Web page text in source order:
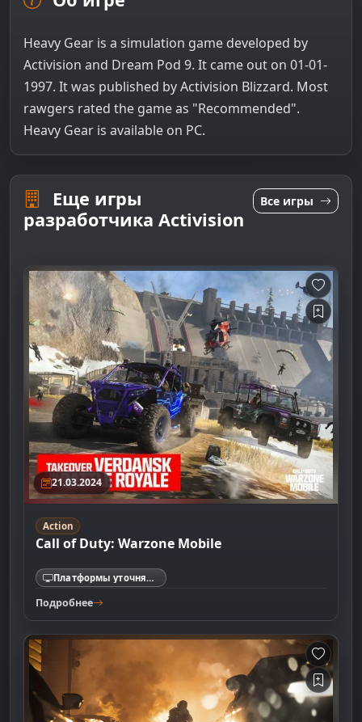
Heavy Gear is a simulation game developed by
Activision and Dream Pod 9. It came out on 01-01-
1997. It was published by Activision Blizzard. Most
rawgers rated the game as "Recommended".
Heavy Gear is available on PC.
Еще игры
разработчика Activision
Все игры
21.03.2024
Action
Call of Duty: Warzone Mobile
Платформы уточняются
Подробнее